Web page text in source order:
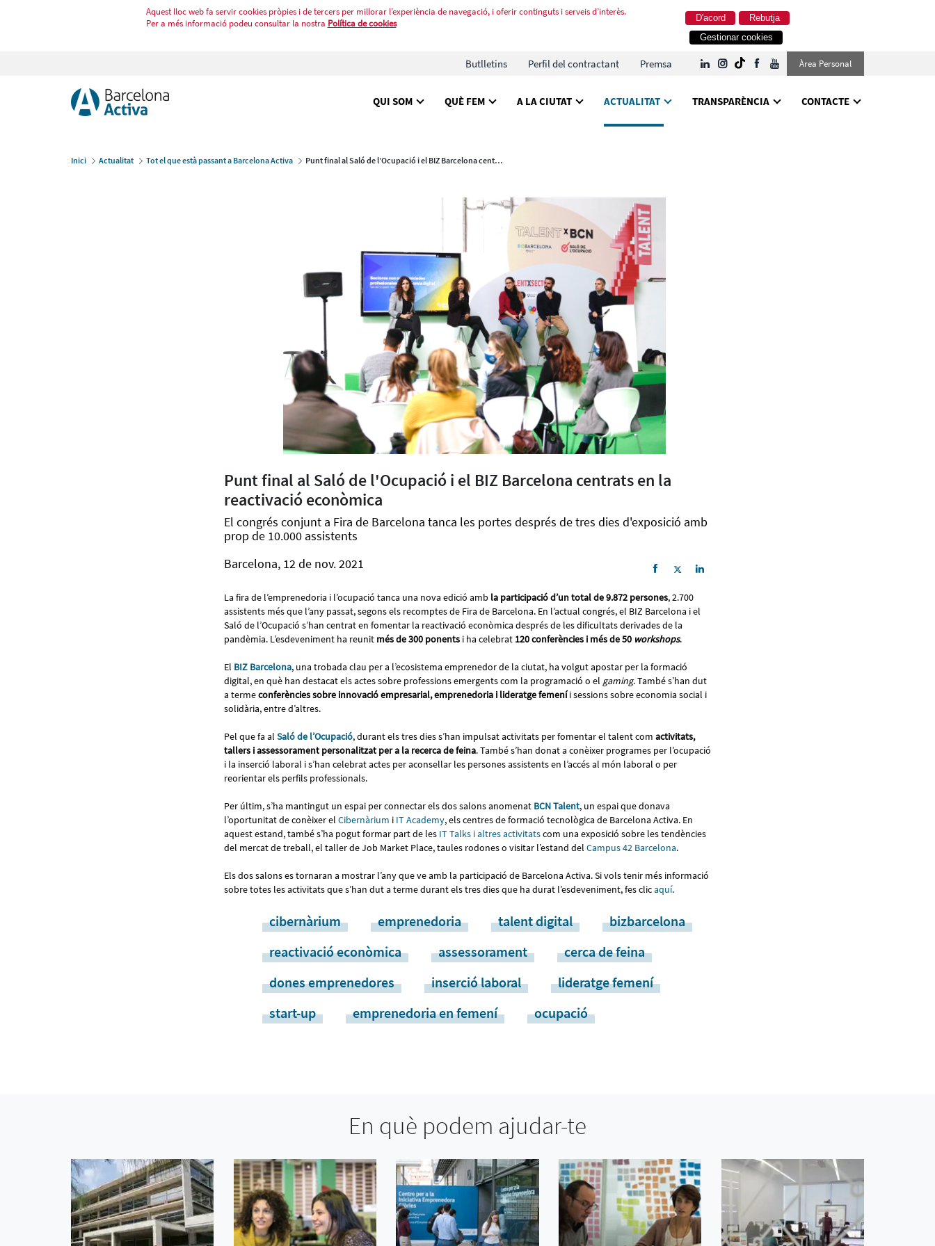
Aquest lloc web fa servir cookies pròpies i de tercers per millorar l’experiència de navegació, i oferir continguts i serveis d’interès.
Per a més informació podeu consultar la nostra Política de cookies Rebutja
D'acord
Gestionar cookies
Butlletins Perfil del contractant Premsa Àrea Personal
QUI SOM QUÈ FEM A LA CIUTAT ACTUALITAT TRANSPARÈNCIA CONTACTE
Inici Actualitat Tot el que està passant a Barcelona Activa Punt final al Saló de l’Ocupació i el BIZ Barcelona centrats en la reactivació econòmica
Punt final al Saló de l'Ocupació i el BIZ Barcelona centrats en la
reactivació econòmica
El congrés conjunt a Fira de Barcelona tanca les portes després de tres dies d'exposició amb
prop de 10.000 assistents
Barcelona, 12 de nov. 2021
La fira de l’emprenedoria i l’ocupació tanca una nova edició amb la participació d’un total de 9.872 persones, 2.700
assistents més que l’any passat, segons els recomptes de Fira de Barcelona. En l’actual congrés, el BIZ Barcelona i el
Saló de l’Ocupació s’han centrat en fomentar la reactivació econòmica després de les dificultats derivades de la
pandèmia. L’esdeveniment ha reunit més de 300 ponents i ha celebrat 120 conferències i més de 50 workshops.
El BIZ Barcelona, una trobada clau per a l’ecosistema emprenedor de la ciutat, ha volgut apostar per la formació
digital, en què han destacat els actes sobre professions emergents com la programació o el gaming. També s’han dut
a termeconferències sobre innovació empresarial, emprenedoria i lideratge femeníi sessions sobre economia social i
solidària, entre d’altres.
Pel que fa al Saló de l’Ocupació, durant els tres dies s’han impulsat activitats per fomentar el talent com activitats,
tallers i assessorament personalitzat per a la recerca de feina. També s’han donat a conèixer programes per l’ocupació
i la inserció laboral i s’han celebrat actes per aconsellar les persones assistents en l’accés al món laboral o per
reorientar els perfils professionals.
Per últim, s’ha mantingut un espai per connectar els dos salons anomenat BCN Talent, un espai que donava
l’oportunitat de conèixer el Cibernàrium i IT Academy, els centres de formació tecnològica de Barcelona Activa. En
aquest estand, també s’ha pogut formar part de les IT Talks i altres activitatscom una exposició sobre les tendències
del mercat de treball, el taller de Job Market Place, taules rodones o visitar l’estand del Campus 42 Barcelona.
Els dos salons es tornaran a mostrar l’any que ve amb la participació de Barcelona Activa. Si vols tenir més informació
sobre totes les activitats que s’han dut a terme durant els tres dies que ha durat l’esdeveniment, fes clicaquí.
cibernàrium emprenedoria talent digital
bizbarcelona
reactivació econòmica
assessorament
cerca de feina
dones emprenedores
inserció laboral
lideratge femení
start-up
emprenedoria en femení ocupació
En què podem ajudar-te